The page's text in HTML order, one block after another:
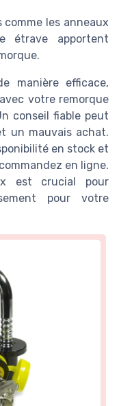
les anneaux
étrave apportent
manière efficace,
votre remorque
conseil fiable peut
un mauvais achat.
en stock et
en ligne.
est crucial pour
pour votre